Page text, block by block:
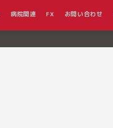
病院関連 FX お問い合わせ